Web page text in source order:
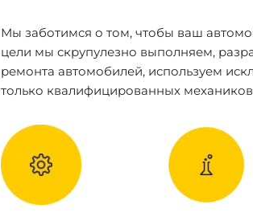
Мы заботимся о том, чтобы ваш
цели мы скрупулезно выполняем,
ремонта автомобилей, используем
только квалифицированных